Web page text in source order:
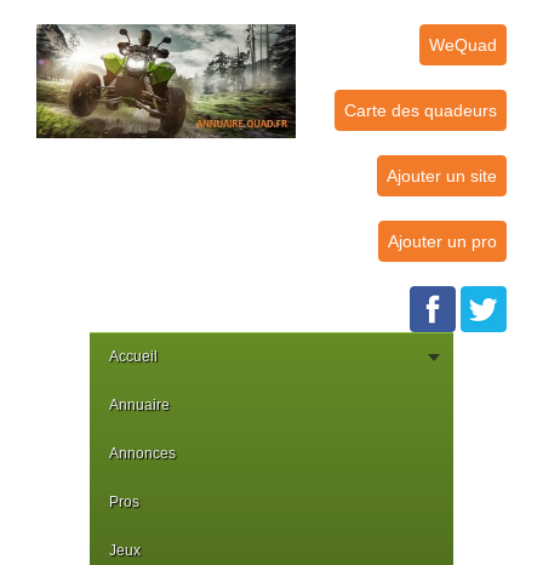
WeQuad
Carte des quadeurs
Ajouter un site
Ajouter un pro
Accueil
Annuaire
Annonces
Pros
Jeux